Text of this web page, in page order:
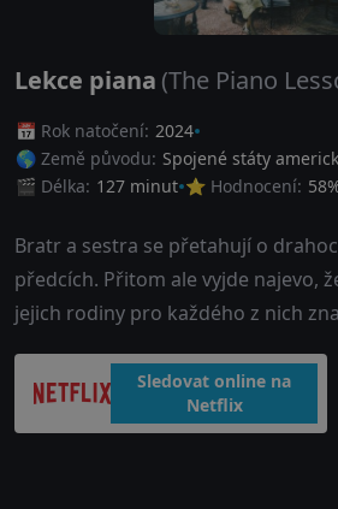
Lekce piana (The Piano
📅 Rok natočení: 2024
🌎 Země původu: Spojené státy
🎬 Délka: 127 minut ⭐ Hodnocení: 58
Bratr a sestra se přetahují o
předcích. Přitom ale vyjde najevo,
jejich rodiny pro každého z nich
Sledovat online na
Netflix